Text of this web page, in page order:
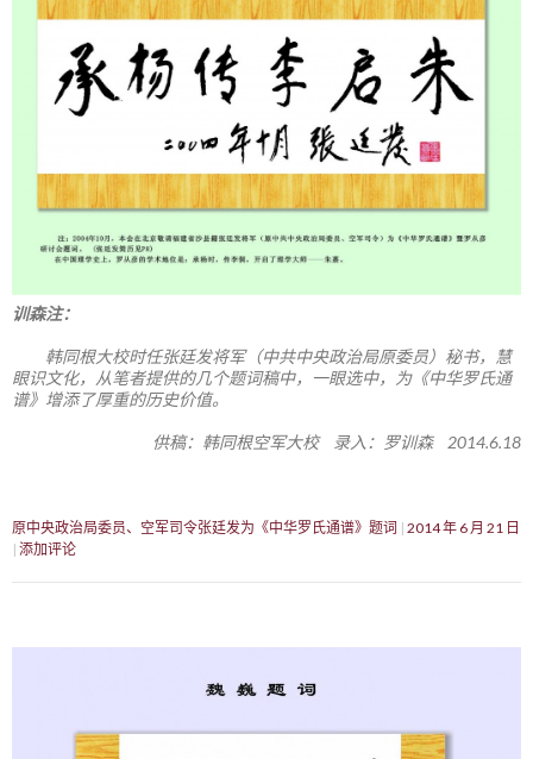
训森注：
韩同根大校时任张廷发将军（中共中央政治局原委员）秘书，慧
眼识文化，从笔者提供的几个题词稿中，一眼选中，为《中华罗氏通
谱》增添了厚重的历史价值。
供稿：韩同根空军大校 录入：罗训森 2014.6.18
原中央政治局委员、空军司令张廷发为《中华罗氏通谱》题词 2014 年 6 月 21 日
添加评论